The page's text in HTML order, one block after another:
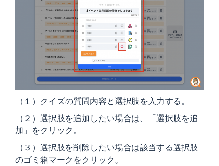
（１）クイズの質問内容と選択肢を入力する。
（２）選択肢を追加したい場合は、「選択肢を追
加」をクリック。
（３）選択肢を削除したい場合は該当する選択肢
のゴミ箱マークをクリック。